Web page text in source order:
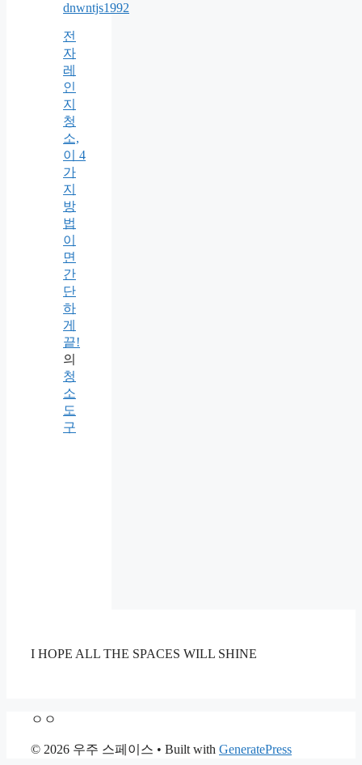
dnwntjs1992
전
자
레
인
지
청
소,
이 4
가
지
방
법
이
면
간
단
하
게
끝!
의
청
소
도
구
I HOPE ALL THE SPACES WILL SHINE
ㅇㅇ
© 2026 우주 스페이스 • Built with GeneratePress